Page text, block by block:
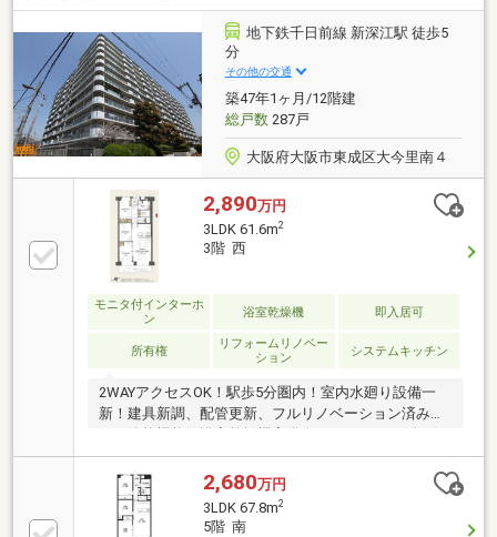
地下鉄千日前線 新深江駅 徒歩5
分
その他の交通
築47年1ヶ月/12階建
総戸数287戸
大阪府大阪市東成区大今里南４
2,890万円
3LDK 61.6m2
3階 西
モニタ付インターホ
ン
浴室乾燥機 即入居可
所有権
リフォームリノベー
ション
システムキッチン
2WAYアクセスOK！駅歩5分圏内！室内水廻り設備一
新！建具新調、配管更新、フルリノベーション済み☆
証付き☆24時間365日緊急対応サービス付きです☆
2,680万円
3LDK 67.8m2
5階 南